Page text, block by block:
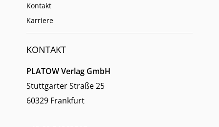
Kontakt
Karriere
KONTAKT
PLATOW Verlag GmbH
Stuttgarter Straße 25
60329 Frankfurt